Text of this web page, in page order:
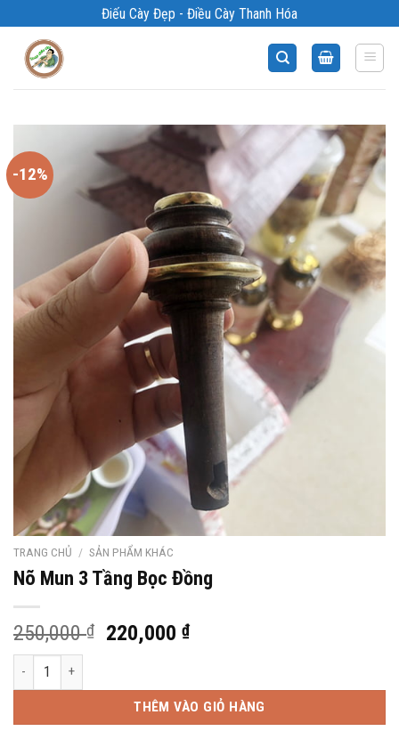
qua
Điếu Cày Đẹp - Điều Cày Thanh Hóa
-12%
TRANG CHỦ / SẢN PHẨM KHÁC
Nõ Mun 3 Tầng Bọc Đồng
250,000₫
Giá
250,000 ₫.
220,000₫Giá
là:
220,000 ₫.
Nõ Mun 3 Tầng Bọc Đồng số lượng
THÊM VÀO GIỎ HÀNG